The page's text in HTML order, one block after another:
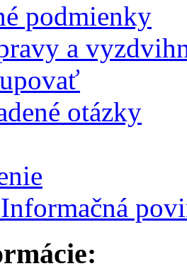
podmienky
a
otázky